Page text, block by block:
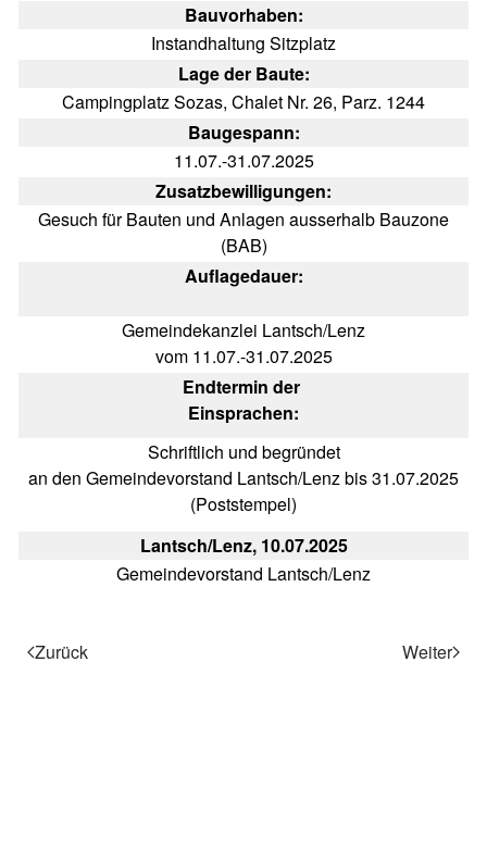
Bauvorhaben:
Instandhaltung Sitzplatz
Lage der Baute:
Campingplatz Sozas, Chalet Nr. 26, Parz. 1244
Baugespann:
11.07.-31.07.2025
Zusatzbewilligungen:
Gesuch für Bauten und Anlagen ausserhalb Bauzone
(BAB)
Auflagedauer:
Gemeindekanzlei Lantsch/Lenz
vom 11.07.-31.07.2025
Endtermin der
Einsprachen:
Schriftlich und begründet
an den Gemeindevorstand Lantsch/Lenz bis 31.07.2025
(Poststempel)
Lantsch/Lenz, 10.07.2025
Gemeindevorstand Lantsch/Lenz
Zurück Weiter